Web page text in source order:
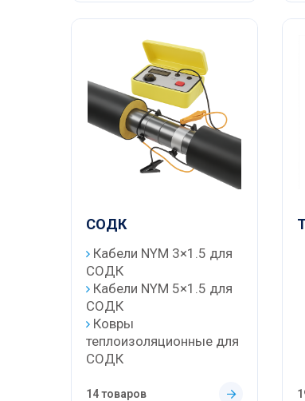
СОДК
Кабели NYM 3×1.5 для
СОДК
Кабели NYM 5×1.5 для
СОДК
Ковры
теплоизоляционные для
СОДК
14 товаров